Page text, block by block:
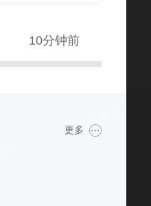
10分钟前
更多